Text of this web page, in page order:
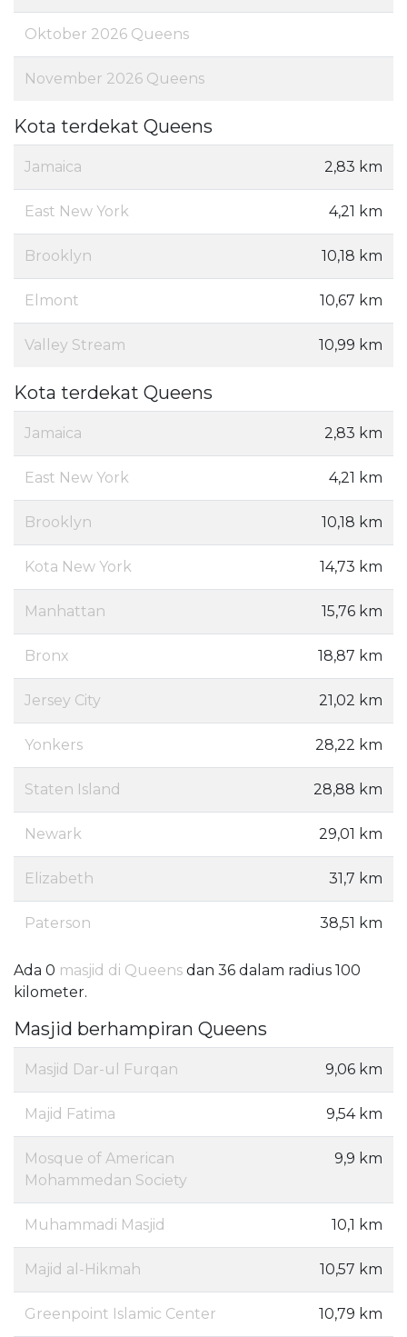
Oktober 2026 Queens
November 2026 Queens
Kota terdekat Queens
Jamaica 2,83 km
East New York 4,21 km
Brooklyn 10,18 km
Elmont 10,67 km
Valley Stream 10,99 km
Kota terdekat Queens
Jamaica 2,83 km
East New York 4,21 km
Brooklyn 10,18 km
Kota New York 14,73 km
Manhattan 15,76 km
Bronx 18,87 km
Jersey City 21,02 km
Yonkers 28,22 km
Staten Island 28,88 km
Newark 29,01 km
Elizabeth 31,7 km
Paterson 38,51 km
Ada 0 masjid di Queens dan 36 dalam radius 100
kilometer.
Masjid berhampiran Queens
Masjid Dar-ul Furqan 9,06 km
Majid Fatima 9,54 km
Mosque of American
Mohammedan Society
9,9 km
Muhammadi Masjid 10,1 km
Majid al-Hikmah 10,57 km
Greenpoint Islamic Center 10,79 km